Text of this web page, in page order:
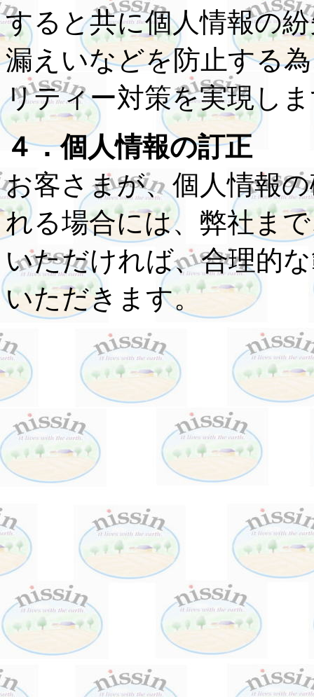
すると共に個人情報の
漏えいなどを防止する
リティー対策を実現し
４．個人情報の訂正
お客さまが、個人情報
れる場合には、弊社ま
いただければ、合理的
いただきます。